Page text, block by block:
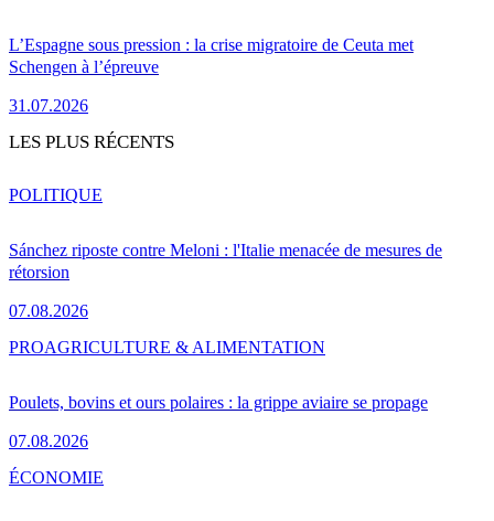
L’Espagne sous pression : la crise migratoire de Ceuta met
Schengen à l’épreuve
31.07.2026
LES PLUS RÉCENTS
Sánchez riposte contre Meloni : l'Italie menacée de mesures de
rétorsion
07.08.2026
POLITIQUE
Poulets, bovins et ours polaires : la grippe aviaire se propage
07.08.2026
PROAGRICULTURE & ALIMENTATION
ÉCONOMIE